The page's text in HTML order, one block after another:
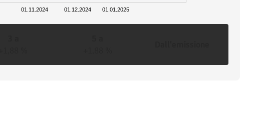
01.11.2024 01.01.2025
01.12.2024